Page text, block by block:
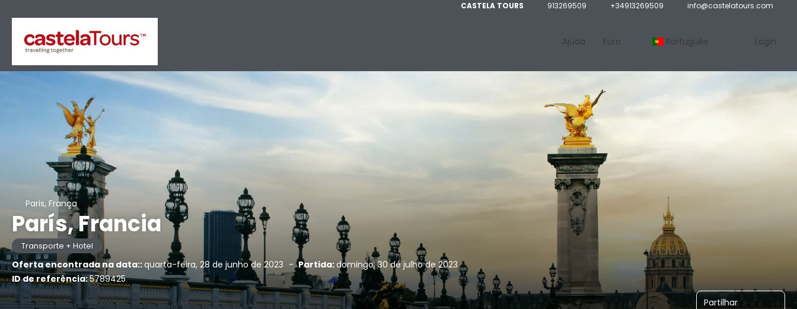
CASTELA TOURS 913269509 +34913269509 info@castelatours.com
Ajuda Euro Português Login
Paris, França
París, Francia
Transporte + Hotel
Oferta encontrada na data::quarta-feira, 28 de junho de 2023 - Partida:domingo, 30 de julho de 2023
ID de referência:5789425
Partilhar